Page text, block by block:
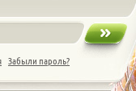
Забыли пароль?